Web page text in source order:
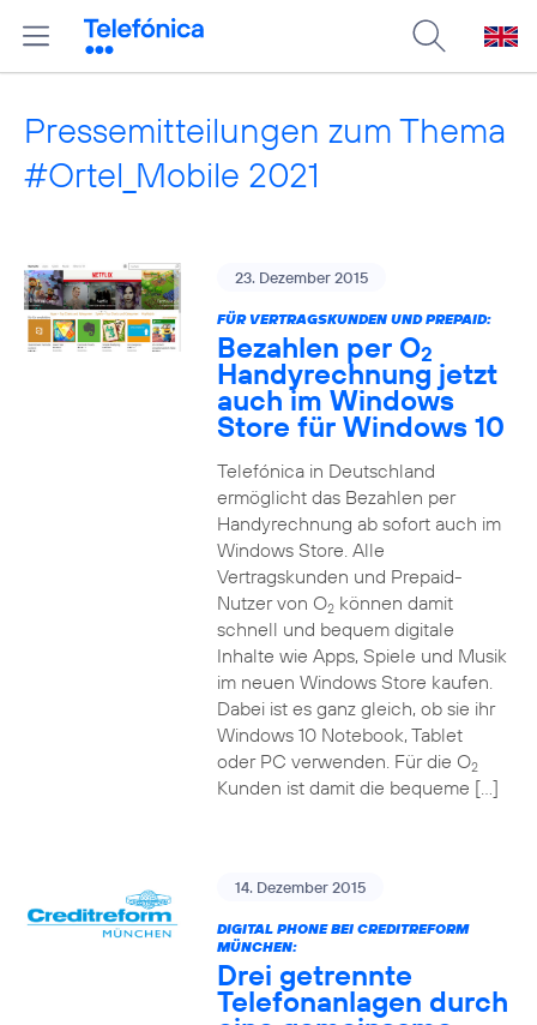
Pressemitteilungen zum Thema
#Ortel_Mobile 2021
23. Dezember 2015
FÜR VERTRAGSKUNDEN UND PREPAID:
Bezahlen per O2
Handyrechnung jetzt
auch im Windows
Store für Windows 10
Telefónica in Deutschland
ermöglicht das Bezahlen per
Handyrechnung ab sofort auch im
Windows Store. Alle
Vertragskunden und Prepaid-
Nutzer von O2können damit
schnell und bequem digitale
Inhalte wie Apps, Spiele und Musik
im neuen Windows Store kaufen.
Dabei ist es ganz gleich, ob sie ihr
Windows 10 Notebook, Tablet
oder PC verwenden. Für die O2
Kunden ist damit die bequeme […]
14. Dezember 2015
DIGITAL PHONE BEI CREDITREFORM
MÜNCHEN:
Drei getrennte
Telefonanlagen durch